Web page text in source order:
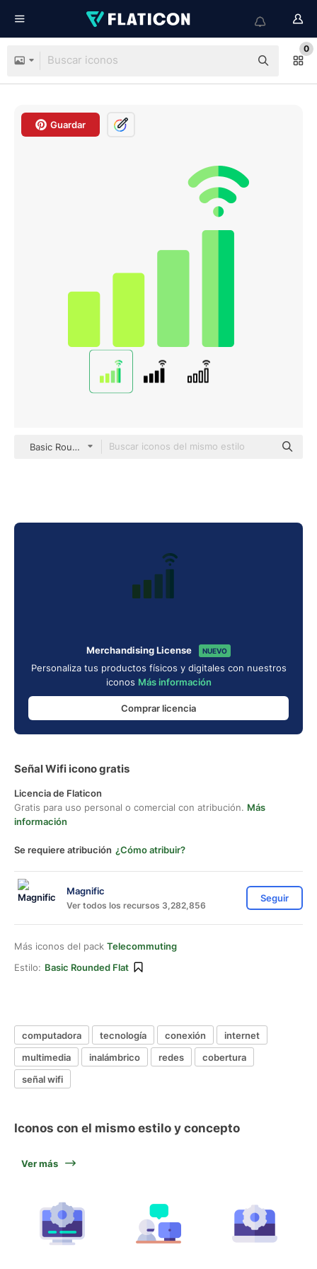
0
Guardar
Basic Rounded Flat
Merchandising License NUEVO
Personaliza tus productos físicos y digitales con nuestros
iconos Más información
Comprar licencia
Señal Wifi icono gratis
Licencia de Flaticon
Gratis para uso personal o comercial con atribución. Más
información
Se requiere atribución ¿Cómo atribuir?
Magnific
Ver todos los recursos 3,282,856
Seguir
Más iconos del pack Telecommuting
Estilo: Basic Rounded Flat
computadora tecnología conexión
internet
multimedia
inalámbrico redes
cobertura
señal wifi
Iconos con el mismo estilo y concepto
Ver más